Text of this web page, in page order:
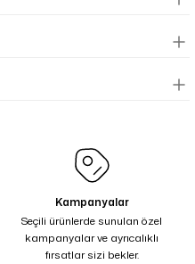
Kampanyalar
Seçili ürünlerde sunulan özel
kampanyalar ve ayrıcalıklı
fırsatlar sizi bekler.